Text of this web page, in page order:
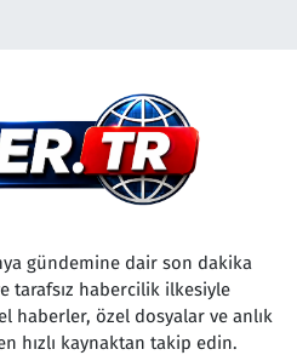
gündemine dair son dakika
tarafsız habercilik ilkesiyle
haberler, özel dosyalar ve anlık
hızlı kaynaktan takip edin.